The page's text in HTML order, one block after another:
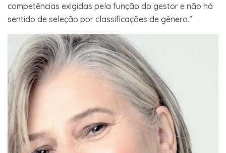
competências exigidas pela função do gestor e não há
sentido de seleção por classificações de gênero.”